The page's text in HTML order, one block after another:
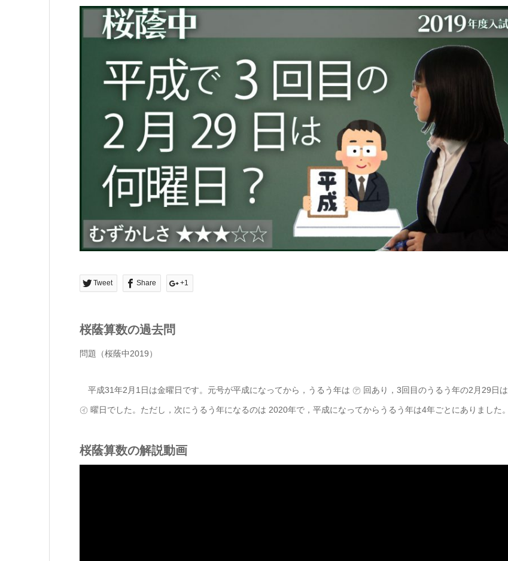
Tweet Share +1
桜蔭算数の過去問
問題（桜蔭中2019）
平成31年2月1日は金曜日です。元号が平成になってから，うるう年は ㋐ 回あり，3回目のうるう年の2月29日は
㋑ 曜日でした。ただし，次にうるう年になるのは 2020年で，平成になってからうるう年は4年ごとにありました。
桜蔭算数の解説動画